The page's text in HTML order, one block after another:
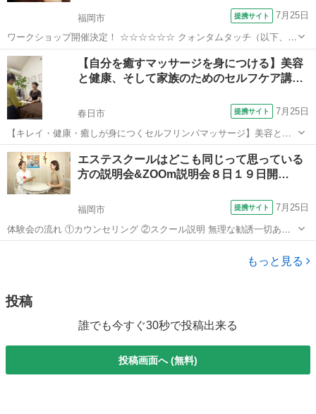
福岡市 提携サイト 7月25日
ワークショップ開催決定！ ☆☆☆☆☆☆ クォンタムタッチ（以下、Ｑ
Ｔ）は、同調と共鳴の科学的な原理に基づき、特定の呼吸法と簡単な
身体瞑想エクササイズを組み合わせ、自然でありながらも強力なエネ
ルギーヒーリングの「場」を造り...
福岡 その他
【自分を癒すマッサージを身につける】美容
と健康、そして家族のためのセルフケア講…
春日市 提携サイト 7月25日
【キレイ・健康・癒しが身につくセルフリンパマッサージ】美容と健
康のためのセルフケア、毎回エステ、整体に行くのも大変！そんなあ
なたに自宅で簡単！3分で結果をだせるリンパマッサージを習得できま
す。 忙しいOLさんや主婦の方でも...
福岡 春日市 マッサージ
エステスクールはどこも同じって思っている
方の説明会&ZOOm説明会８日１９日開…
福岡市 提携サイト 7月25日
体験会の流れ ①カウンセリング ②スクール説明 無理な勧誘一切あり
ません ご希望頂いた方にはメールで資料を今すぐお送り致します。
もっと見る
投稿
誰でも今すぐ30秒で投稿出来る
投稿画面へ (無料)